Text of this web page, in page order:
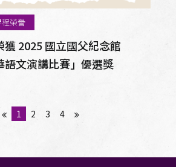
程榮譽
獲 2025 國立國父紀念館
語文演講比賽」優選獎
1 2 3 4